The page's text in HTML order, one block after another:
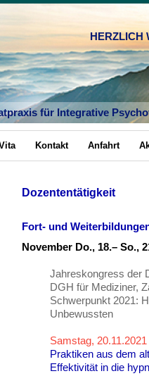
HERZLICH
für Integrative
Kontakt Anfahrt
Dozententätigkeit
Fort- und
November Do., 18.– So.,
Jahreskongress der
DGH für Mediziner,
Schwerpunkt 2021:
Unbewussten
Samstag,
Praktiken aus dem
Effektivität in die